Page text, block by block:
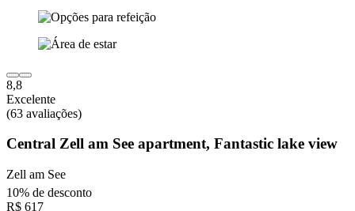
8,8
Excelente
(63 avaliações)
Central Zell am See apartment, Fantastic lake view
Zell am See
10% de desconto
R$ 617